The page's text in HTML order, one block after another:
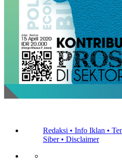
Redaksi • Info Iklan •
Siber • Disclaimer